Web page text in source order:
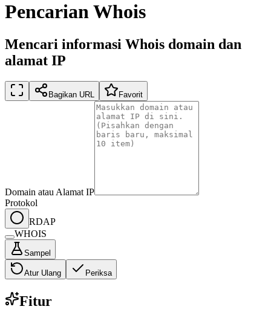
Pencarian Whois
Mencari informasi Whois domain dan
alamat IP
Bagikan URL Favorit
Domain atau Alamat IP
Protokol
RDAP
WHOIS
Sampel
Atur Ulang Periksa
Fitur